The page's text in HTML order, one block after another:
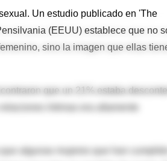
Un estudio publicado en 'The
(EEUU) establece que no
sino la imagen que ellas
que un 21% estaba
íntimas era altamente
algunas mujeres que han cumplido